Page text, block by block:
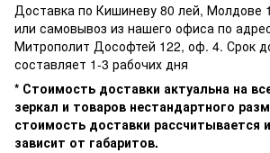
Доставка по Кишиневу 80 лей, Молдове
или самовывоз из нашего офиса по
Митрополит Дософтей 122, оф. 4. Срок
составляет 1-3 рабочих дня
* Стоимость доставки актуальна на
зеркал и товаров нестандартного
стоимость доставки рассчитывается
зависит от габаритов.